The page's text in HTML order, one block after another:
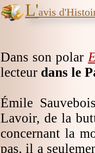
L'avis
Dans son polar
lecteur dans le
Émile
Lavoir, de la
concernant la
pas, il a